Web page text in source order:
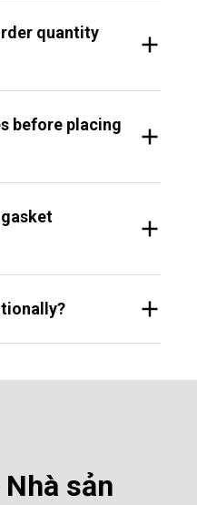
quantity
before placing
sản